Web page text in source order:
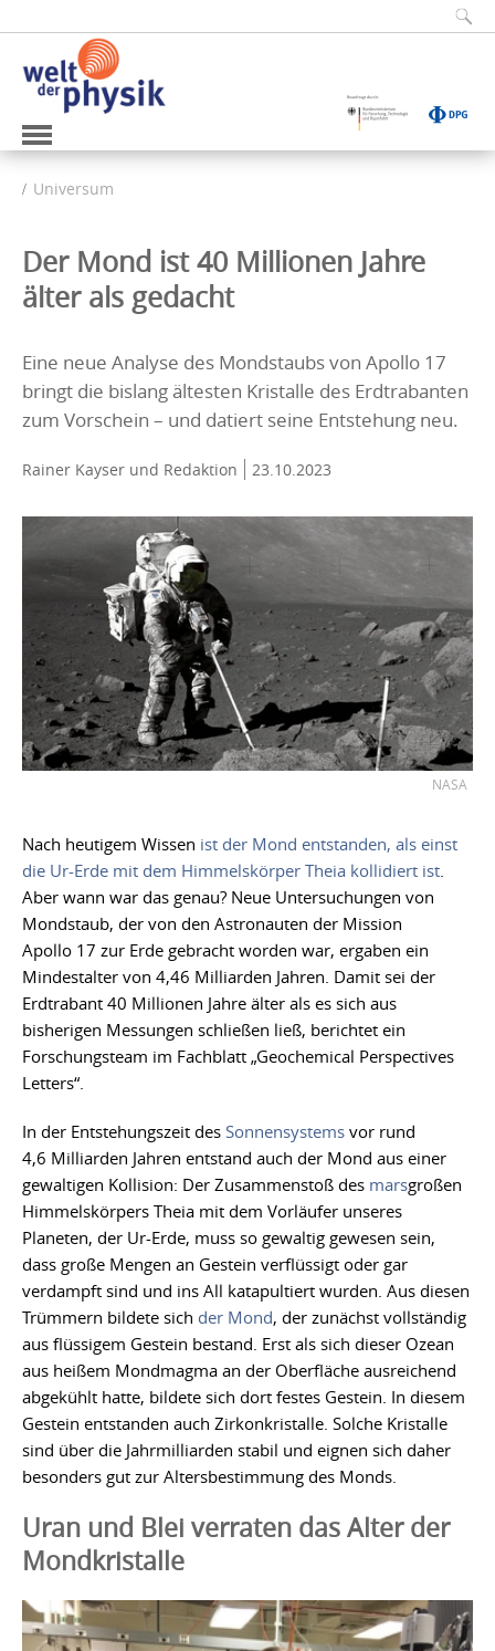
Universum
Der Mond ist 40 Millionen Jahre
älter als gedacht
Eine neue Analyse des Mondstaubs von Apollo 17
bringt die bislang ältesten Kristalle des Erdtrabanten
zum Vorschein – und datiert seine Entstehung neu.
Rainer Kayser und Redaktion 23.10.2023
NASA
Nach heutigem Wissen ist der Mond entstanden, als einst
die Ur-Erde mit dem Himmelskörper Theia kollidiert ist
Aber wann war das genau? Neue Untersuchungen von
Mondstaub, der von den Astronauten der Mission
Apollo 17 zur Erde gebracht worden war, ergaben ein
Mindestalter von 4,46 Milliarden Jahren. Damit sei der
Erdtrabant 40 Millionen Jahre älter als es sich aus
bisherigen Messungen schließen ließ, berichtet ein
Forschungsteam im Fachblatt „Geochemical Perspectives
Letters“.
In der Entstehungszeit des Sonnensystems vor rund
4,6 Milliarden Jahren entstand auch der Mond aus einer
gewaltigen Kollision: Der Zusammenstoß des marsgroßen
Himmelskörpers Theia mit dem Vorläufer unseres
Planeten, der Ur-Erde, muss so gewaltig gewesen sein,
dass große Mengen an Gestein verflüssigt oder gar
verdampft sind und ins All katapultiert wurden. Aus diesen
Trümmern bildete sich der Mond, der zunächst vollständig
aus flüssigem Gestein bestand. Erst als sich dieser Ozean
aus heißem Mondmagma an der Oberfläche ausreichend
abgekühlt hatte, bildete sich dort festes Gestein. In diesem
Gestein entstanden auch Zirkonkristalle. Solche Kristalle
sind über die Jahrmilliarden stabil und eignen sich daher
besonders gut zur Altersbestimmung des Monds.
Uran und Blei verraten das Alter der
Mondkristalle